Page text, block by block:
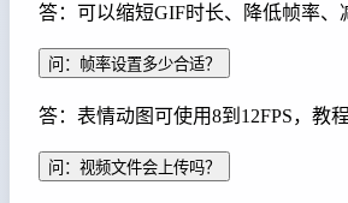
答：可以缩短GIF时长、降低帧率
问：帧率设置多少合适？
答：表情动图可使用8到12FPS，教
问：视频文件会上传吗？